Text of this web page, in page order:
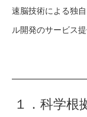
速脳技術による独
ル開発のサービス
１．科学根